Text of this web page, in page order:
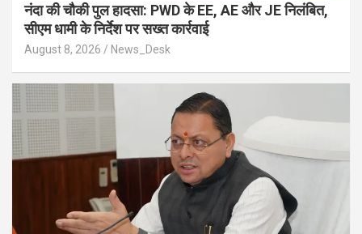
नंदा की चौकी पुल हादसा: PWD के EE, AE और JE निलंबित,
सीएम धामी के निर्देश पर सख्त कार्रवाई
August 8, 2026 News_Desk